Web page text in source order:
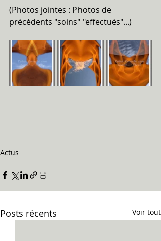
(Photos jointes : Photos de
précédents "soins" "effectués"...)
Actus
Posts récents Voir tout